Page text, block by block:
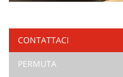
CONTATTACI
PERMUTA